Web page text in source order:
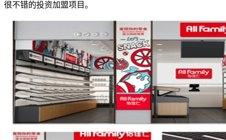
很不错的投资加盟项目。